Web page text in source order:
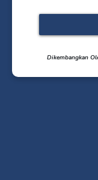
Dikembangkan